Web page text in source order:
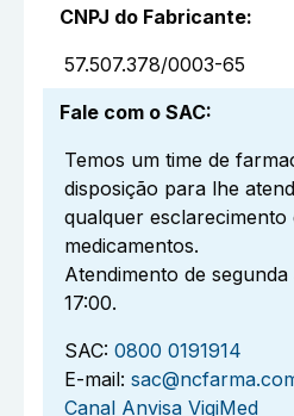
CNPJ do Fabricante:
57.507.378/0003-65
Fale com o SAC:
Temos um time de
disposição para lhe
qualquer
medicamentos.
Atendimento de
17:00.
SAC: 0800 0191914
E-mail:
Canal Anvisa VigiMed